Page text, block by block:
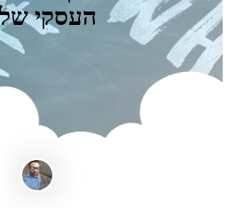
העסקי